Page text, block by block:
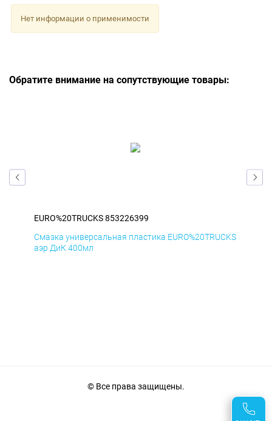
Нет информации о применимости
Обратите внимание на сопутствующие товары:
EURO%20TRUCKS 853226399
Смазка универсальная пластика EURO%20TRUCKS
аэр ДиК 400мл
© Все права защищены.